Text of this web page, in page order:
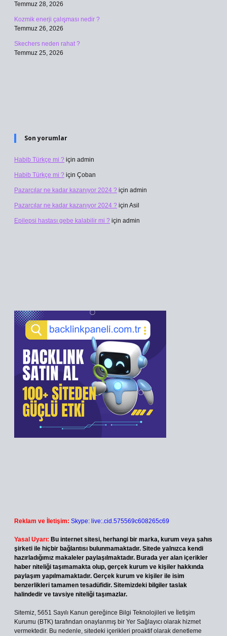
Temmuz 28, 2026
Kozmik enerji çalışması nedir ?
Temmuz 26, 2026
Skechers neden rahat ?
Temmuz 25, 2026
Son yorumlar
Habib Türkçe mi ? için admin
Habib Türkçe mi ? için Çoban
Pazarcılar ne kadar kazanıyor 2024 ? için admin
Pazarcılar ne kadar kazanıyor 2024 ? için Asil
Epilepsi hastası gebe kalabilir mi ? için admin
Reklam ve İletişim: Skype: live:.cid.575569c608265c69
Yasal Uyarı: Bu internet sitesi, herhangi bir marka, kurum veya şahıs
şirketi ile hiçbir bağlantısı bulunmamaktadır. Sitede yalnızca kendi
hazırladığımız makaleler paylaşılmaktadır. Burada yer alan içerikler
haber niteliği taşımamakta olup, gerçek kurum ve kişiler hakkında
paylaşım yapılmamaktadır. Gerçek kurum ve kişiler ile isim
benzerlikleri tamamen tesadüfidir. Sitemizdeki bilgiler taslak
halindedir ve tavsiye niteliği taşımazlar.
Sitemiz, 5651 Sayılı Kanun gereğince Bilgi Teknolojileri ve İletişim
Kurumu (BTK) tarafından onaylanmış bir Yer Sağlayıcı olarak hizmet
vermektedir. Bu nedenle, sitedeki içerikleri proaktif olarak denetleme